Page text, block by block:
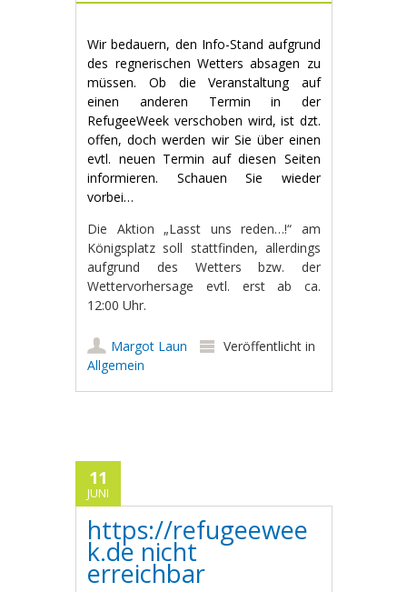
Wir bedauern, den Info-Stand aufgrund
des regnerischen Wetters absagen zu
müssen. Ob die Veranstaltung auf
einen anderen Termin in der
RefugeeWeek verschoben wird, ist dzt.
offen, doch werden wir Sie über einen
evtl. neuen Termin auf diesen Seiten
informieren. Schauen Sie wieder
vorbei…
Die Aktion „Lasst uns reden…!“ am
Königsplatz soll stattfinden, allerdings
aufgrund des Wetters bzw. der
Wettervorhersage evtl. erst ab ca.
12:00 Uhr.
Margot Laun
Veröffentlicht in
Allgemein
11
JUNI
https://refugeewee
k.de nicht
erreichbar